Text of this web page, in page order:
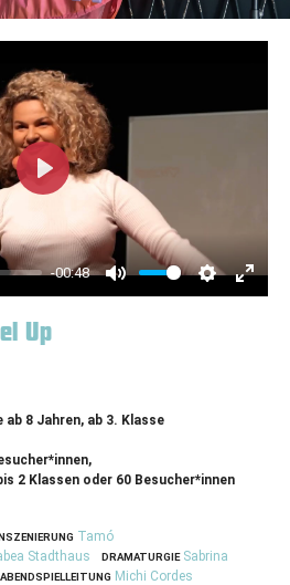
-00:48
Mute SettingsEnter
Play
Up
8 Jahren, ab 3. Klasse
2 Klassen oder 60 Besucher*innen
Tamó
Stadthaus DRAMATURGIE Sabrina
Michi Cordes